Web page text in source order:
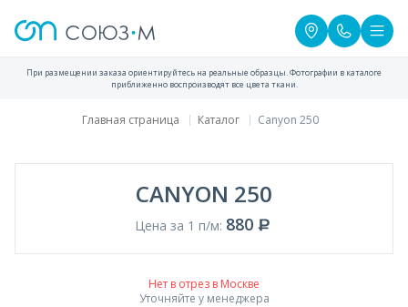
При размещении заказа ориентируйтесь на реальные образцы. Фотографии в каталоге
приближенно воспроизводят все цвета ткани.
Главная страница Каталог Canyon 250
CANYON 250
Цена за 1 п/м: 880
Нет в отрез в Москве
Уточняйте у менеджера